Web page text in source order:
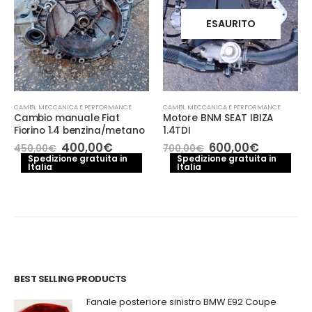
CAMBI, MECCANICA E PERFORMANCE
Cambio manuale Fiat
Fiorino 1.4 benzina/metano
450,00€ Il
prezzo
originale
400,00€Il
prezzo
attuale
Spedizione gratuita in
Italia
ESAURITO
CAMBI, MECCANICA E PERFORMANCE
Motore BNM SEAT IBIZA
1.4TDI
700,00€ Il
prezzo
originale
600,00€Il
prezzo
attuale
Spedizione gratuita in
Italia
BEST SELLING PRODUCTS
Fanale posteriore sinistro BMW E92 Coupe